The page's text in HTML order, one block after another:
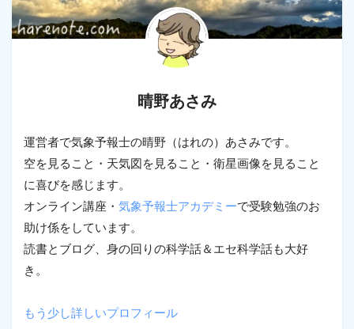
晴野あさみ
運営者で気象予報士の晴野（はれの）あさみです。
空を見ること・天気図を見ること・衛星画像を見ること
に喜びを感じます。
オンライン講座・ 気象予報士アカデミーで受験勉強のお
助け係をしています。
読書とブログ、身の回りの科学話＆エセ科学話も大好
き。
もう少し詳しいプロフィール